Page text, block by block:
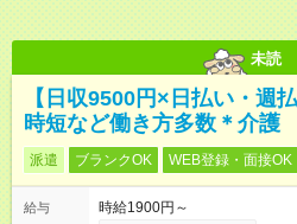
未読
【日収9500円×日払い・週
時短など働き方多数＊介護
派遣 ブランクOK WEB登録・面接OK
給与
時給1900円～